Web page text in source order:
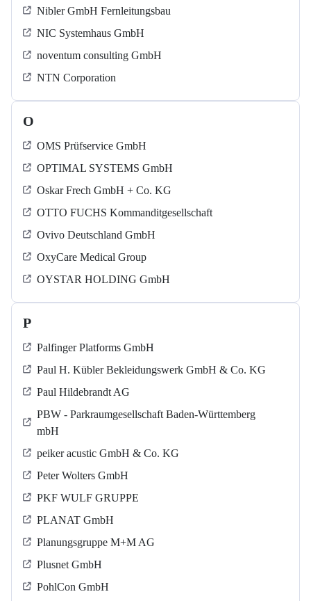
Nibler GmbH Fernleitungsbau
NIC Systemhaus GmbH
noventum consulting GmbH
NTN Corporation
O
OMS Prüfservice GmbH
OPTIMAL SYSTEMS GmbH
Oskar Frech GmbH + Co. KG
OTTO FUCHS Kommanditgesellschaft
Ovivo Deutschland GmbH
OxyCare Medical Group
OYSTAR HOLDING GmbH
P
Palfinger Platforms GmbH
Paul H. Kübler Bekleidungswerk GmbH & Co. KG
Paul Hildebrandt AG
PBW - Parkraumgesellschaft Baden-Württemberg
mbH
peiker acustic GmbH & Co. KG
Peter Wolters GmbH
PKF WULF GRUPPE
PLANAT GmbH
Planungsgruppe M+M AG
Plusnet GmbH
PohlCon GmbH